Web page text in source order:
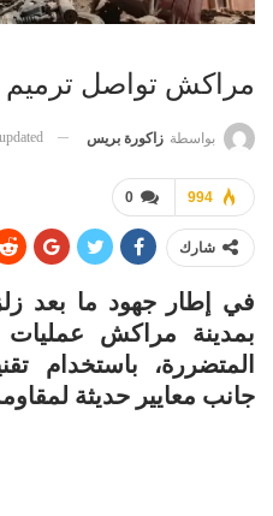
مراكش تواصل ترميم
بواسطة زاكورة بريس
0 994
شارك
بمدينة مراكش عمليات
المتضررة، باستخدام
جانب معايير حديثة